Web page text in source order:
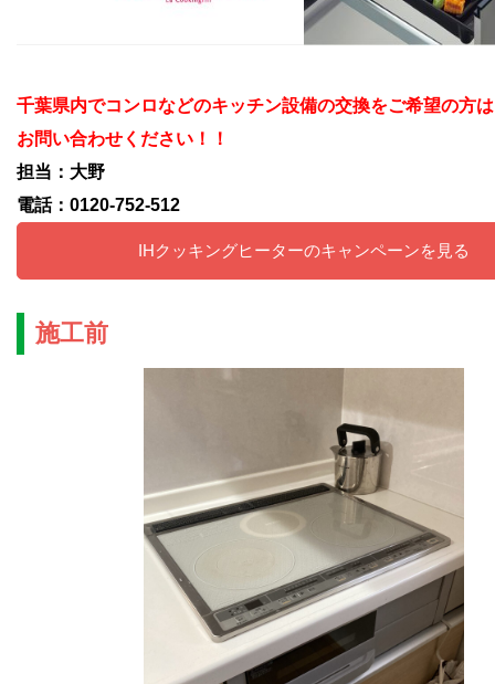
千葉県内でコンロなどのキッチン設備の交換をご希望の方
お問い合わせください！！
担当：大野
電話：0120-752-512
IHクッキングヒーターのキャンペーンを見る
施工前